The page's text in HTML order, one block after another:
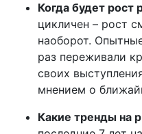
Когда будет рост
цикличен – рост
наоборот.
раз переживали
своих
мнением о
Какие тренды на